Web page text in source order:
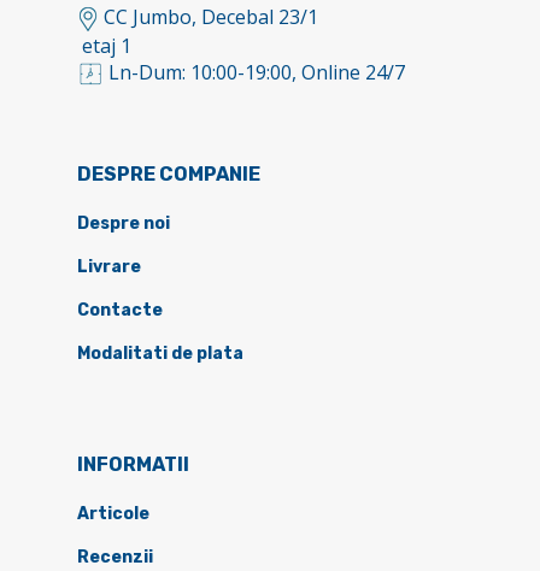
CC Jumbo, Decebal 23/1
etaj 1
Ln-Dum: 10:00-19:00, Online 24/7
DESPRE COMPANIE
Despre noi
Livrare
Contacte
Modalitati de plata
INFORMATII
Articole
Recenzii